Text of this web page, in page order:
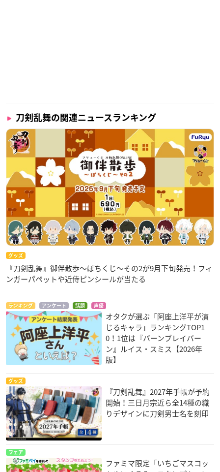
刀剣乱舞の関連ニュースランキング
グッズ
『刀剣乱舞』御伴散歩～ぽちくじ～その2が9月下旬発売！フィ
ンガーパペットや近侍ピンシールが当たる
ランキング アンケート 話題 声優
オタクが選ぶ「阿座上洋平が演
じるキャラ」ランキングTOP1
0！1位は『バーンブレイバー
ン』ルイス・スミス【2026年
版】
グッズ
『刀剣乱舞』2027年手帳が予約
開始！三日月宗近ら全14種の織
りデザインに刀剣男士名を刻印
フェア
ファミマ限定「いちごマスコッ